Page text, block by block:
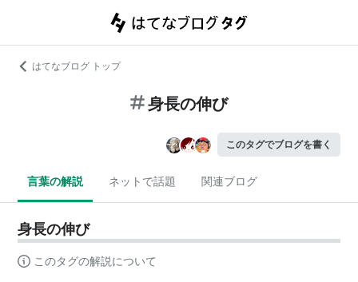
はてなブログ トップ
身長の伸び
このタグでブログを書く
言葉の解説 ネットで話題 関連ブログ
身長の伸び
このタグの解説について